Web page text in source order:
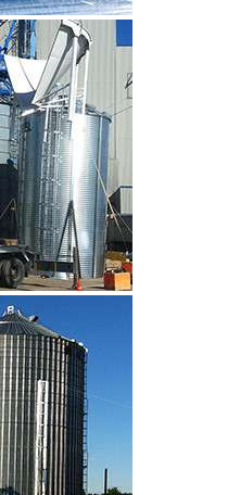
AGRANDIR
AGRANDIR